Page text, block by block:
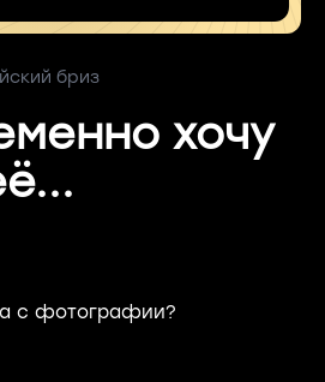
бриз
хочу
с фотографии?